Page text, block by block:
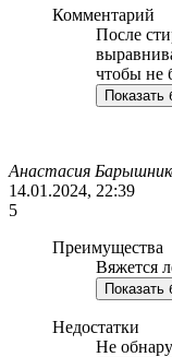
Комментарий
После
чтобы не
Показать
Анастасия
14.01.2024, 22:39
5
Преимущества
Вяжется
Показать
Недостатки
Не